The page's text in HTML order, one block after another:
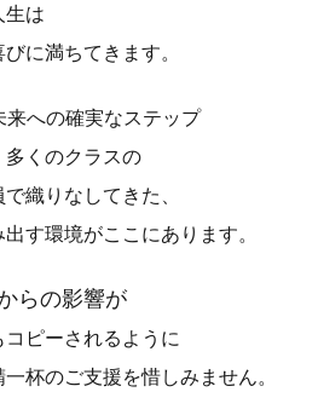
生は
に満ちてきます。
来への確実なステップ
多くのクラスの
織りなしてきた、
す環境がここにあります。
らの影響が
コピーされるように
杯のご支援を惜しみません。